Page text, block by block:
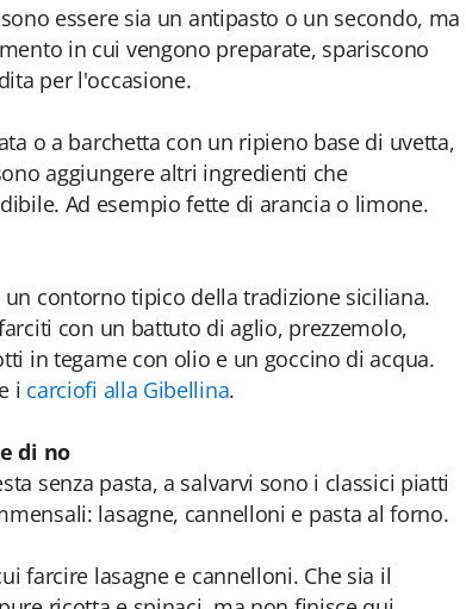
essere sia un antipasto o un secondo, ma
in cui vengono preparate, spariscono
per l'occasione.
o a barchetta con un ripieno base di uvetta,
aggiungere altri ingredienti che
Ad esempio fette di arancia o limone.
contorno tipico della tradizione siciliana.
con un battuto di aglio, prezzemolo,
in tegame con olio e un goccino di acqua.
i carciofi alla Gibellina.
di no
senza pasta, a salvarvi sono i classici piatti
lasagne, cannelloni e pasta al forno.
farcire lasagne e cannelloni. Che sia il